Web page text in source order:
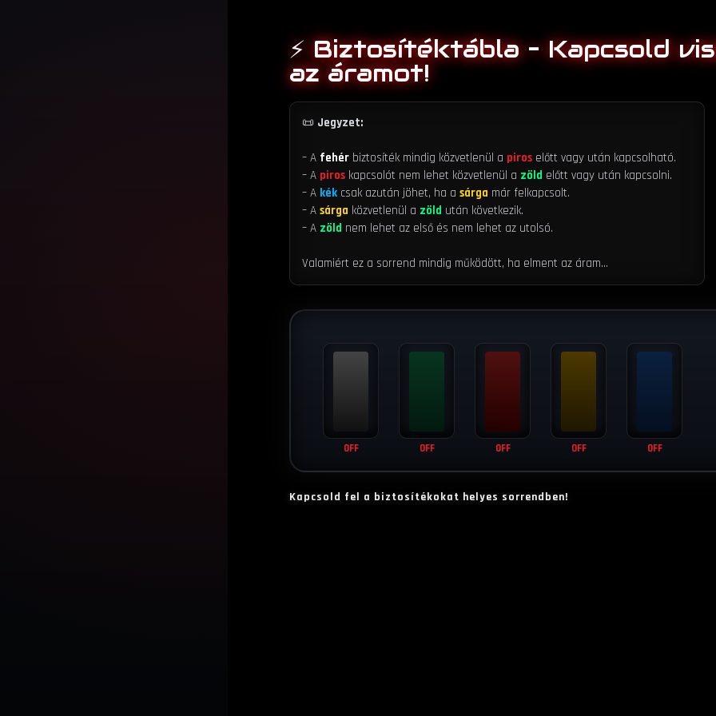
⚡ Biztosítéktábla – Kapcsold
az áramot!
📜 Jegyzet:
– A fehér biztosíték mindig közvetlenül a piros előtt vagy után kapcsolható.
– A piros kapcsolót nem lehet közvetlenül a zöld előtt vagy után kapcsolni.
– A kék csak azután jöhet, ha a sárga már felkapcsolt.
– A sárga közvetlenül a zöld után következik.
– A zöld nem lehet az első és nem lehet az utolsó.
Valamiért ez a sorrend mindig működött, ha elment az áram…
Kapcsold fel a biztosítékokat helyes sorrendben!